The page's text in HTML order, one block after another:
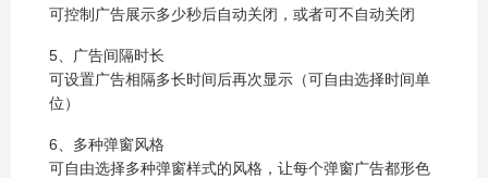
可控制广告展示多少秒后自动关闭，或者可不自动关闭
5、广告间隔时长
可设置广告相隔多长时间后再次显示（可自由选择时间单
位）
6、多种弹窗风格
可自由选择多种弹窗样式的风格，让每个弹窗广告都形色